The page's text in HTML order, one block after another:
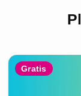
Gratis